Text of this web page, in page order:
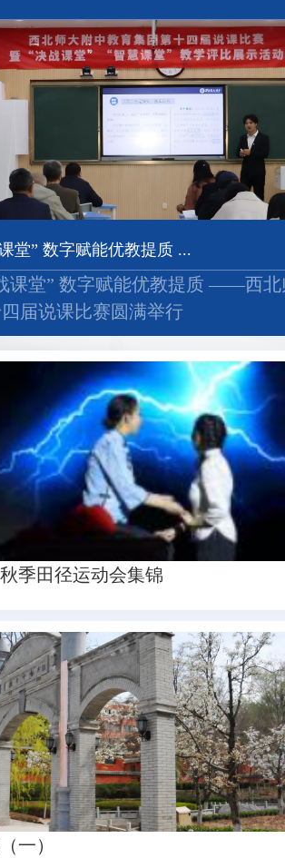
归教材本源 —— 西北师...
回归教材本源 —— 西北师大附中
讨活动
北师大附中高考助...
一）